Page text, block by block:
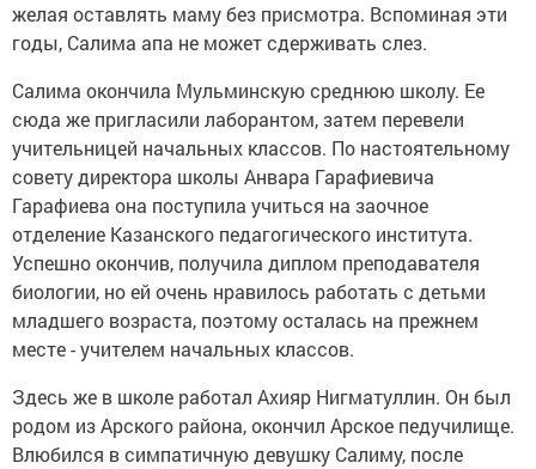
желая оставлять маму без присмотра. Вспоминая эти
годы, Салима апа не может сдерживать слез.
Салима окончила Мульминскую среднюю школу. Ее
сюда же пригласили лаборантом, затем перевели
учительницей начальных классов. По настоятельному
совету директора школы Анвара Гарафиевича
Гарафиева она поступила учиться на заочное
отделение Казанского педагогического института.
Успешно окончив, получила диплом преподавателя
биологии, но ей очень нравилось работать с детьми
младшего возраста, поэтому осталась на прежнем
месте - учителем начальных классов.
Здесь же в школе работал Ахияр Нигматуллин. Он был
родом из Арского района, окончил Арское педучилище.
Влюбился в симпатичную девушку Салиму, после